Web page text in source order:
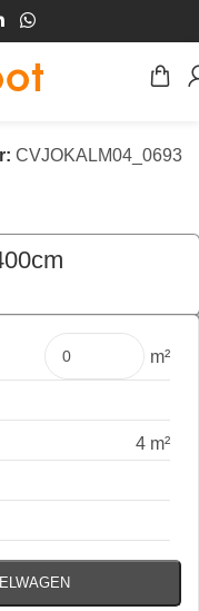
CVJOKALM04_0693
103,60 per mtr
m²
4 m²